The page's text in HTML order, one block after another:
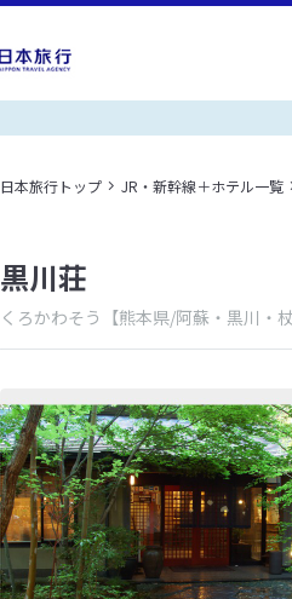
日本旅行トップ JR・新幹線＋ホテル一覧
黒川荘
くろかわそう 【熊本県/阿蘇・黒川・